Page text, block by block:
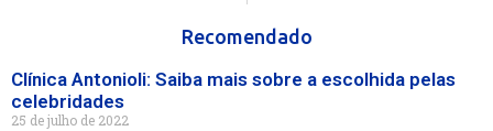
Recomendado
Clínica Antonioli: Saiba mais sobre a escolhida pelas
celebridades
25 de julho de 2022